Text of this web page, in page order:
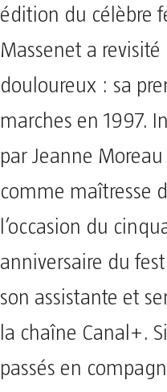
édition du célèbre
Massenet a
douloureux : sa
marches en 1997.
par Jeanne
comme maîtresse
l’occasion du
anniversaire du
son assistante et
la chaîne Canal+.
passés en